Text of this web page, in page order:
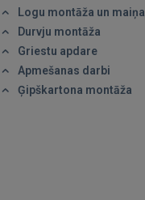
Apple
Logu montāža un maiņa
Durvju montāža
Griestu apdare
Apmešanas darbi
Ģipškartona montāža